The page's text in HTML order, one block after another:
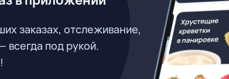
заказах, отслеживание,
всегда под рукой.